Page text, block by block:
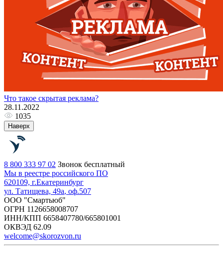
Что такое скрытая реклама?
28.11.2022
1035
Наверх
8 800 333 97 02 Звонок бесплатный
Мы в реестре российского ПО
620109, г.Екатеринбург
ул. Татищева, 49а, оф.507
ООО "Смартьюб"
ОГРН 1126658008707
ИНН/КПП 6658407780/665801001
ОКВЭД 62.09
welcome@skorozvon.ru